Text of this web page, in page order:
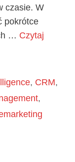
czasie. W
pokrótce
… Czytaj
, CRM,
,